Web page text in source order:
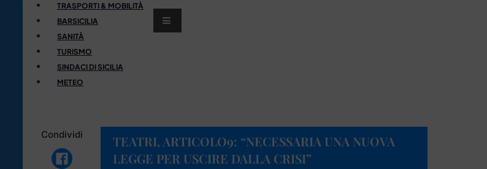
TRASPORTI & MOBILITÀ
BARSICILIA
SANITÀ
TURISMO
SINDACI DI SICILIA
METEO
Condividi
TEATRI, ARTICOLO9: “NECESSARIA UNA NUOVA
LEGGE PER USCIRE DALLA CRISI”